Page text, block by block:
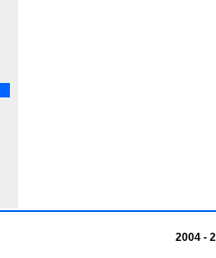
2004 -